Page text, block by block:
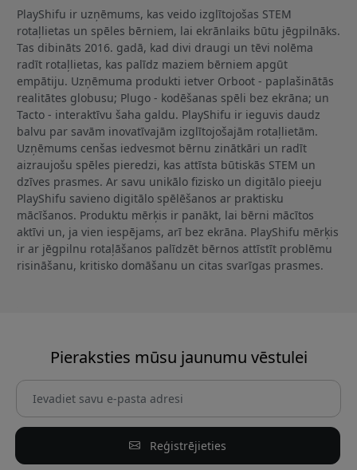
PlayShifu ir uzņēmums, kas veido izglītojošas STEM
rotaļlietas un spēles bērniem, lai ekrānlaiks būtu jēgpilnāks.
Tas dibināts 2016. gadā, kad divi draugi un tēvi nolēma
radīt rotaļlietas, kas palīdz maziem bērniem apgūt
empātiju. Uzņēmuma produkti ietver Orboot - paplašinātās
realitātes globusu; Plugo - kodēšanas spēli bez ekrāna; un
Tacto - interaktīvu šaha galdu. PlayShifu ir ieguvis daudz
balvu par savām inovatīvajām izglītojošajām rotaļlietām.
Uzņēmums cenšas iedvesmot bērnu zinātkāri un radīt
aizraujošu spēles pieredzi, kas attīsta būtiskās STEM un
dzīves prasmes. Ar savu unikālo fizisko un digitālo pieeju
PlayShifu savieno digitālo spēlēšanos ar praktisku
mācīšanos. Produktu mērķis ir panākt, lai bērni mācītos
aktīvi un, ja vien iespējams, arī bez ekrāna. PlayShifu mērķis
ir ar jēgpilnu rotaļāšanos palīdzēt bērnos attīstīt problēmu
risināšanu, kritisko domāšanu un citas svarīgas prasmes.
Pieraksties mūsu jaunumu vēstulei
Reģistrējieties